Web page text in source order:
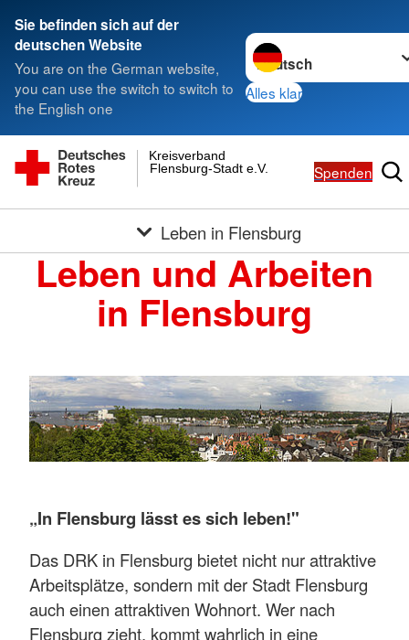
Sie befinden sich auf der
deutschen Website
You are on the German website,
you can use the switch to switch to
the English one
Sprache wechseln zu
Alles klar
Flensburg-Stadt e.V.
Kreisverband
Spenden
Leben in Flensburg
Leben und Arbeiten
in Flensburg
„In Flensburg lässt es sich leben!"
Das DRK in Flensburg bietet nicht nur attraktive
Arbeitsplätze, sondern mit der Stadt Flensburg
auch einen attraktiven Wohnort. Wer nach
Flensburg zieht, kommt wahrlich in eine